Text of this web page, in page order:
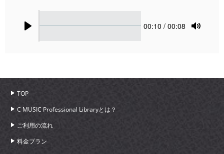
Current
00:10 / 00:08
TOP
C MUSIC Professional Libraryとは？
ご利用の流れ
料金プラン